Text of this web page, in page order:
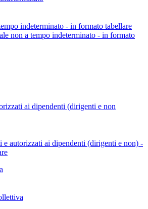
indeterminato - in formato tabellare
non a tempo indeterminato - in formato
ai dipendenti (dirigenti e non
e autorizzati ai dipendenti (dirigenti e non) -